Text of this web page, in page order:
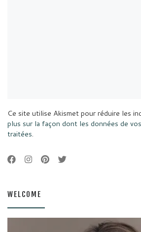
Ce site utilise Akismet pour réduire les
plus sur la façon dont les données de
traitées.
WELCOME